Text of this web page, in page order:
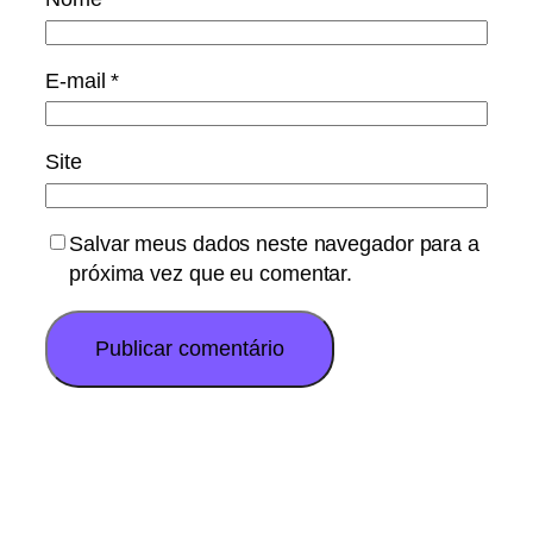
E-mail*
Site
Salvar meus dados neste navegador para a
próxima vez que eu comentar.